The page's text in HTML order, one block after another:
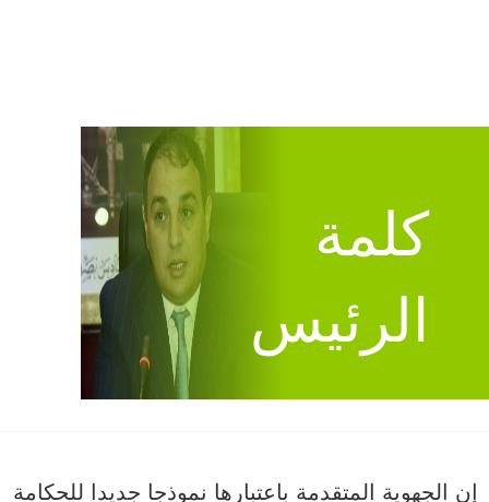
كلمة
الرئيس
إن الجهوية المتقدمة باعتبارها نموذجا جديدا للحكامة